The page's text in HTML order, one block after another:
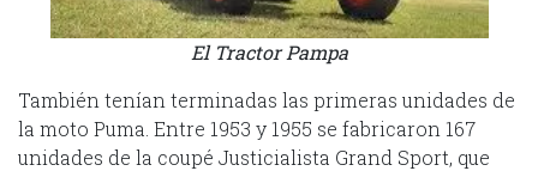
El Tractor Pampa
También tenían terminadas las primeras unidades de
la moto Puma. Entre 1953 y 1955 se fabricaron 167
unidades de la coupé Justicialista Grand Sport, que